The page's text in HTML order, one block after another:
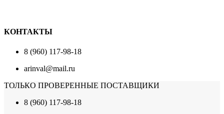
КОНТАКТЫ
8 (960) 117-98-18
arinval@mail.ru
ТОЛЬКО ПРОВЕРЕННЫЕ ПОСТАВЩИКИ
8 (960) 117-98-18